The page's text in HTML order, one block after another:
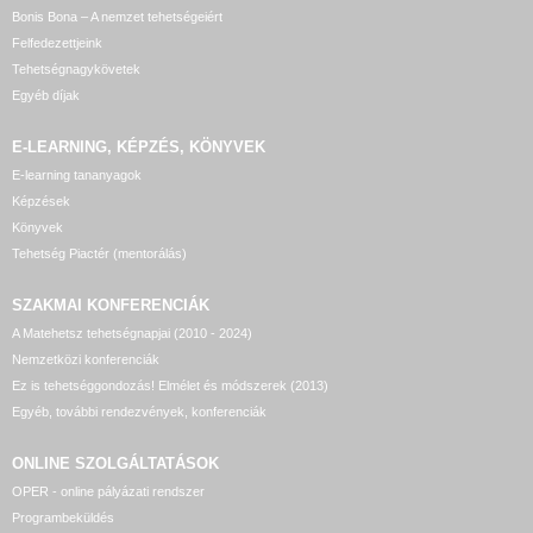
Bonis Bona – A nemzet tehetségeiért
Felfedezettjeink
Tehetségnagykövetek
Egyéb díjak
E-LEARNING, KÉPZÉS, KÖNYVEK
E-learning tananyagok
Képzések
Könyvek
Tehetség Piactér (mentorálás)
SZAKMAI KONFERENCIÁK
A Matehetsz tehetségnapjai (2010 - 2024)
Nemzetközi konferenciák
Ez is tehetséggondozás! Elmélet és módszerek (2013)
Egyéb, további rendezvények, konferenciák
ONLINE SZOLGÁLTATÁSOK
OPER - online pályázati rendszer
Programbeküldés